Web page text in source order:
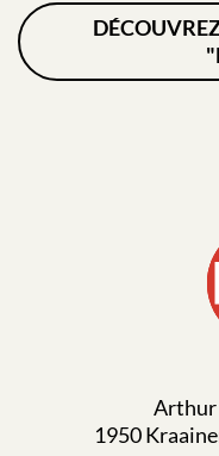
Arthur
1950